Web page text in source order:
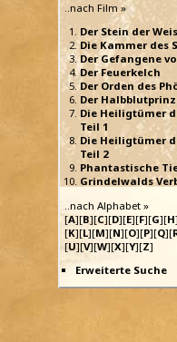
..nach Film »
Der Stein der
Die Kammer des
Der Gefangene
Der Feuerkelch
Der Orden des
Der Halbblutprinz
Die Heiligtümer
Teil 1
Die Heiligtümer
Teil 2
Phantastische
Grindelwalds
..nach Alphabet »
[A][B][C][D][E][F][G][H
[K][L][M][N][O][P][Q][
[U][V][W][X][Y][Z]
Erweiterte Suche